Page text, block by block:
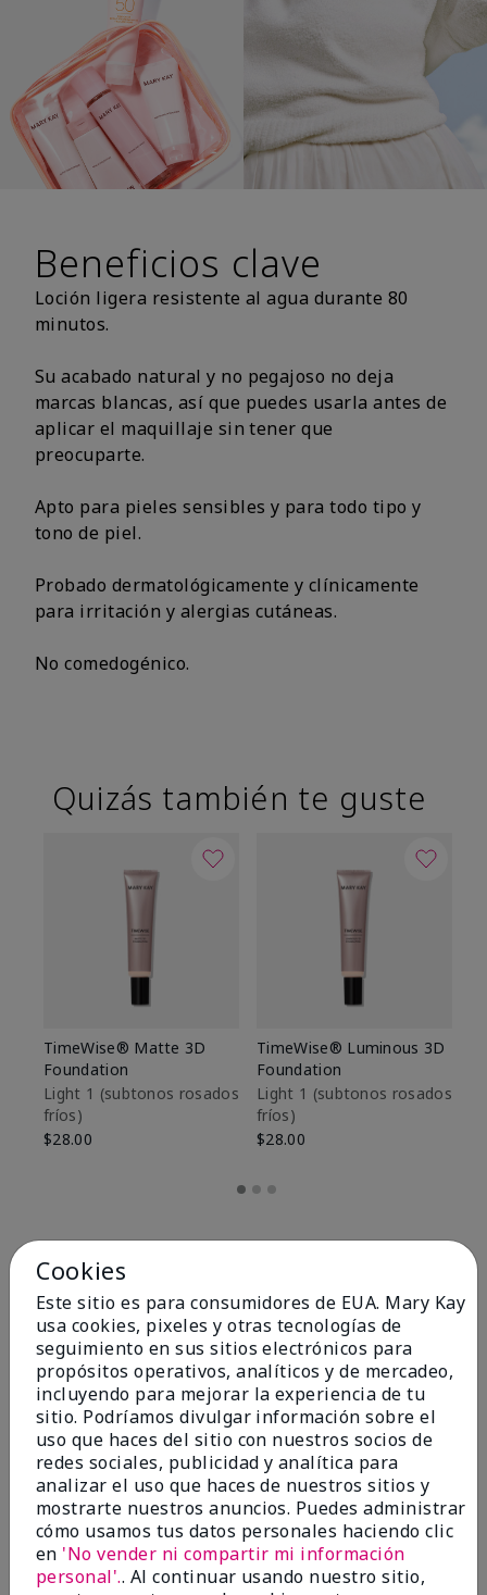
Beneficios clave
Loción ligera resistente al agua durante 80
minutos.
Su acabado natural y no pegajoso no deja
marcas blancas, así que puedes usarla antes de
aplicar el maquillaje sin tener que
preocuparte.
Apto para pieles sensibles y para todo tipo y
tono de piel.
Probado dermatológicamente y clínicamente
para irritación y alergias cutáneas.
No comedogénico.
Quizás también te guste
TimeWise® Matte 3D
Foundation
Light 1​ (subtonos rosados
fríos)
$28.00
TimeWise® Luminous 3D
Foundation
Light 1​ (subtonos rosados
fríos)
$28.00
OPINIONES
4.8
Cookies
Este sitio es para consumidores de EUA. Mary Kay
usa cookies, pixeles y otras tecnologías de
seguimiento en sus sitios electrónicos para
propósitos operativos, analíticos y de mercadeo,
incluyendo para mejorar la experiencia de tu
sitio. Podríamos divulgar información sobre el
uso que haces del sitio con nuestros socios de
redes sociales, publicidad y analítica para
analizar el uso que haces de nuestros sitios y
mostrarte nuestros anuncios. Puedes administrar
cómo usamos tus datos personales haciendo clic
en 'No vender ni compartir mi información
personal'.. Al continuar usando nuestro sitio,